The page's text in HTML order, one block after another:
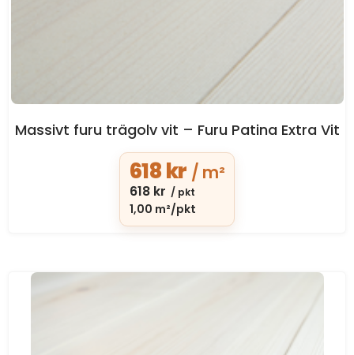
Massivt furu trägolv vit – Furu Patina Extra Vit
618kr / m²
618 kr / pkt
1,00 m²/pkt